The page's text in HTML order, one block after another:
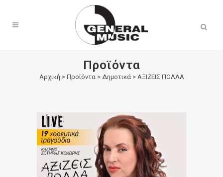
Προϊόντα
Αρχική > Προϊόντα> Δημοτικά> ΑΞΙΖΕΙΣ ΠΟΛΛΑ